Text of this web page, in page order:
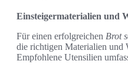
Einsteigermaterialien und
Für einen erfolgreichen Brot
die richtigen Materialien und
Empfohlene Utensilien